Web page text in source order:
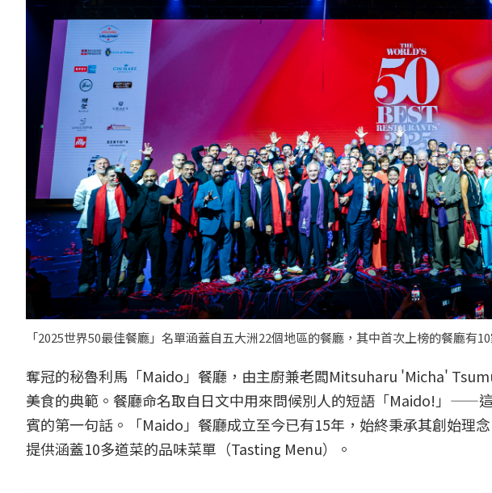
「2025世界50最佳餐廳」名單涵蓋自五大洲22個地區的餐廳，其中首次上榜的餐廳
奪冠的秘魯利馬「Maido」餐廳，由主廚兼老闆Mitsuharu 'Micha'
美食的典範。餐廳命名取自日文中用來問候別人的短語「Maido!」——
賓的第一句話。「Maido」餐廳成立至今已有15年，始終秉承其創始理
提供涵蓋10多道菜的品味菜單（Tasting Menu）。